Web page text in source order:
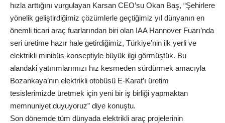
hızla arttığını vurgulayan Karsan CEO’su Okan Baş, “Şehirlere
yönelik geliştirdiğimiz çözümlerle geçtiğimiz yıl dünyanın en
önemli ticari araç fuarlarından biri olan IAA Hannover Fuarı’nda
seri üretime hazır hale getirdiğimiz, Türkiye’nin ilk yerli ve
elektrikli minibüs konseptiyle büyük ilgi görmüştük. Bu
alandaki yatırımlarımızı hız kesmeden sürdürmek amacıyla
Bozankaya’nın elektrikli otobüsü E-Karat’ı üretim
tesislerimizde üretmek için yeni bir iş birliği yapmaktan
memnuniyet duyuyoruz” diye konuştu.
Son dönemde tüm dünyada elektrikli araç projelerinin